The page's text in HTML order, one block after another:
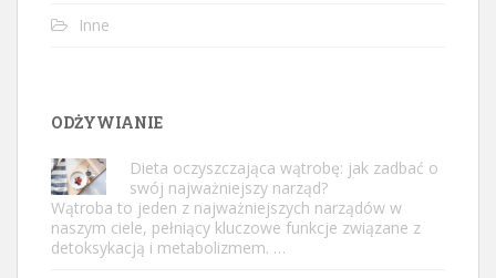
Inne
ODŻYWIANIE
Dieta oczyszczająca wątrobę: jak zadbać o
swój najważniejszy narząd?
Wątroba to jeden z najważniejszych narządów w
naszym ciele, pełniący kluczowe funkcje związane z
detoksykacją i metabolizmem. …